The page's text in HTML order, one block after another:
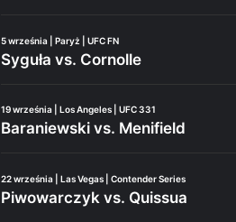
5 września | Paryż | UFC FN
Syguła vs. Cornolle
19 września | Los Angeles | UFC 331
Baraniewski vs. Menifield
22 września | Las Vegas | Contender Series
Piwowarczyk vs. Quissua